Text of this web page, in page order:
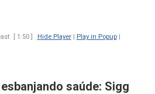
[ 1:50 ] Hide Player| Play in Popup|
saúde: Sigg